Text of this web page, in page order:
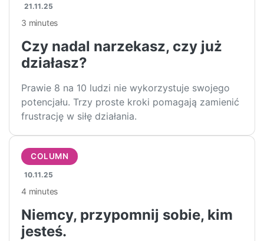
21.11.25
3 minutes
Czy nadal narzekasz, czy już
działasz?
Prawie 8 na 10 ludzi nie wykorzystuje swojego
potencjału. Trzy proste kroki pomagają zamienić
frustrację w siłę działania.
COLUMN
10.11.25
4 minutes
Niemcy, przypomnij sobie, kim
jesteś.